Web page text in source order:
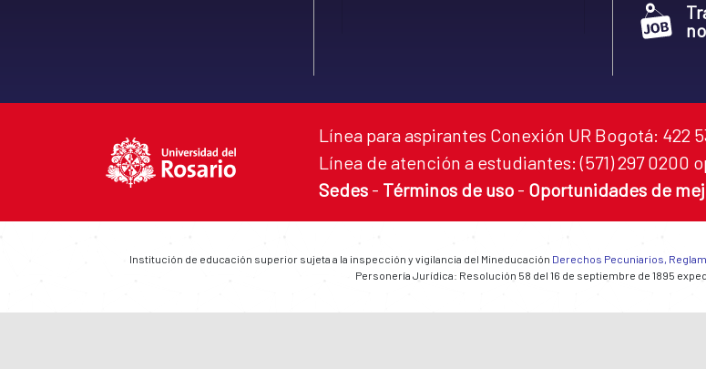
Línea para aspirantes Conexión UR Bogotá: 422
Línea de atención a estudiantes: (571) 297 0200
Sedes - Términos de uso - Oportunidades de
Institución de educación superior sujeta a la inspección y vigilancia del Mineducación Derechos Pecuniarios,
Personería Jurídica: Resolución 58 del 16 de septiembre de 1895